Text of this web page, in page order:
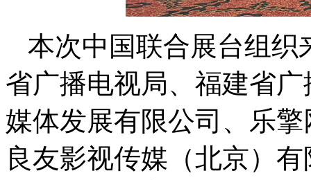
本次中国联合展台组织
省广播电视局、福建省
媒体发展有限公司、乐
良友影视传媒（北京）